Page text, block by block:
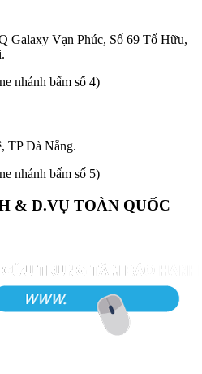
Galaxy Vạn Phúc, Số 69 Tố Hữu,
nhánh bấm số 4)
TP Đà Nẵng.
nhánh bấm số 5)
& D.VỤ TOÀN QUỐC